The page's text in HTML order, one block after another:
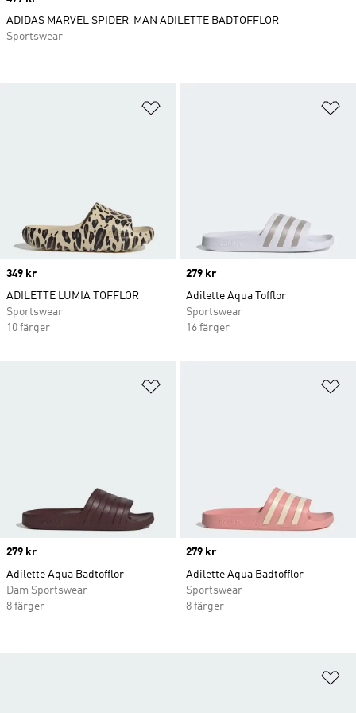
Price
349 kr
ADILETTE LUMIA TOFFLOR
Sportswear
10 färger
Price
279 kr
Adilette Aqua Tofflor
Sportswear
16 färger
Price
279 kr
Adilette Aqua Badtofflor
Dam Sportswear
8 färger
Price
279 kr
Adilette Aqua Badtofflor
Sportswear
8 färger
ADIDAS MARVEL SPIDER-MAN ADILETTE BADTOFFLOR
Sportswear